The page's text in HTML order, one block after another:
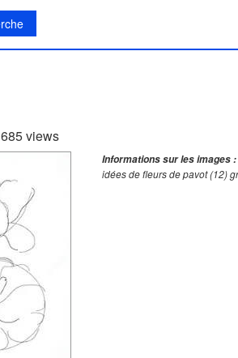
685 views
Informations sur les images :
idées de fleurs de pavot (12)